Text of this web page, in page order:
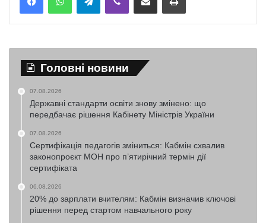
Головні новини
07.08.2026
Державні стандарти освіти знову змінено: що
передбачає рішення Кабінету Міністрів України
07.08.2026
Сертифікація педагогів зміниться: Кабмін схвалив
законопроєкт МОН про п’ятирічний термін дії
сертифіката
06.08.2026
20% до зарплати вчителям: Кабмін визначив ключові
рішення перед стартом навчального року